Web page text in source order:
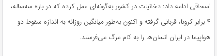
اسحاقی ادامه داد: دخانیات در کشور به‌گونه‌ای عمل کرده که در بازه سه‌ساله،
۴ برابر کرونا، قربانی گرفته و اکنون به‌طور میانگین روزانه به اندازه سقوط دو
هواپیما در ایران انسان‌ها را به کام مرگ می‌فرستد.